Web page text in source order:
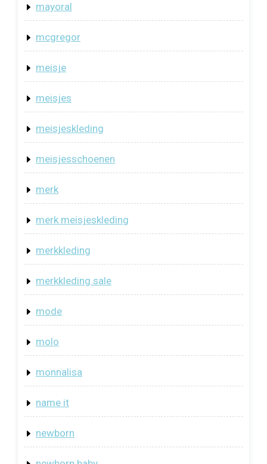
mayoral
mcgregor
meisje
meisjes
meisjeskleding
meisjesschoenen
merk
merk meisjeskleding
merkkleding
merkkleding sale
mode
molo
monnalisa
name it
newborn